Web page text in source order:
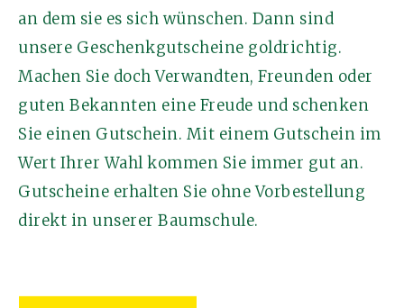
an dem sie es sich wünschen. Dann sind
unsere Geschenkgutscheine goldrichtig.
Machen Sie doch Verwandten, Freunden oder
guten Bekannten eine Freude und schenken
Sie einen Gutschein. Mit einem Gutschein im
Wert Ihrer Wahl kommen Sie immer gut an.
Gutscheine erhalten Sie ohne Vorbestellung
direkt in unserer Baumschule.